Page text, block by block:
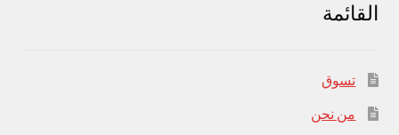
القائمة
تسوق
من نحن